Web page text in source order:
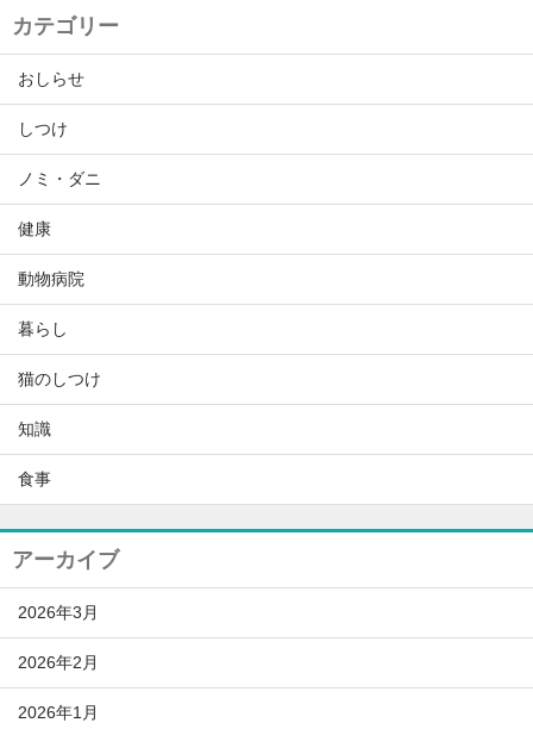
カテゴリー
おしらせ
しつけ
ノミ・ダニ
健康
動物病院
暮らし
猫のしつけ
知識
食事
アーカイブ
2026年3月
2026年2月
2026年1月